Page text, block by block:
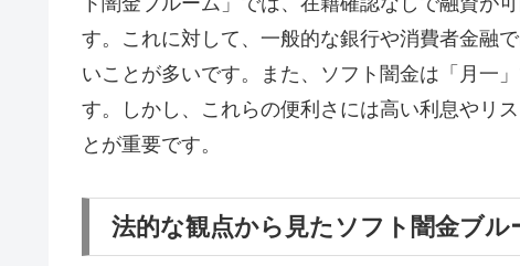
す。これに対して、一般的な銀行や消費者金融
いことが多いです。また、ソフト闇金は「月一
す。しかし、これらの便利さには高い利息やリ
とが重要です。
法的な観点から見たソフト闇金ブル